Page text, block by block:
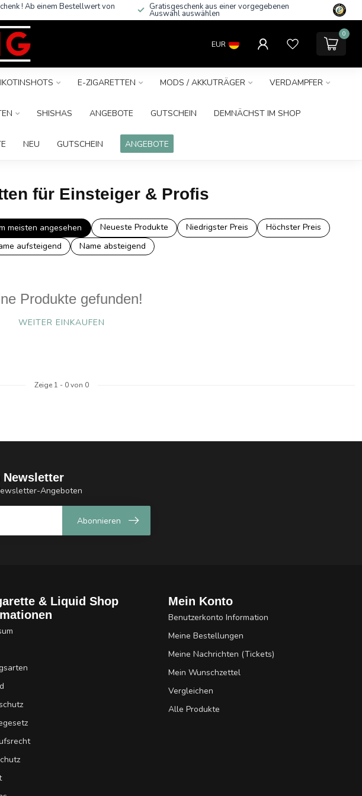
! Ab einem Bestellwert von Gratisgeschenk aus einer vorgegebenen
Auswahl auswählen
EUR
0
E-ZIGARETTEN MODS / AKKUTRÄGER VERDAMPFER
SHISHAS ANGEBOTE GUTSCHEIN DEMNÄCHST IM SHOP
NEU GUTSCHEIN ANGEBOTE
für Einsteiger & Profis
meisten angesehen Neueste Produkte Niedrigster Preis
Höchster Preis
aufsteigend
Name absteigend
Produkte gefunden!
WEITER EINKAUFEN
Zeige 1 - 0von 0
Newsletter
Angeboten
Abonnieren
& Liquid Shop
Mein Konto
Benutzerkonto Information
Meine Bestellungen
Meine Nachrichten (Tickets)
Mein Wunschzettel
Vergleichen
Alle Produkte